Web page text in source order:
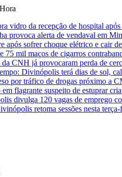
vidro da recepção de hospital
provoca alerta de vendaval em
após sofrer choque elétrico e cair
75 mil maços de cigarros
CNH já provocaram perda de
Divinópolis terá dias de sol,
por tráfico de drogas próximo a
em flagrante suspeito de estuprar
divulga 120 vagas de emprego
retoma sessões nesta